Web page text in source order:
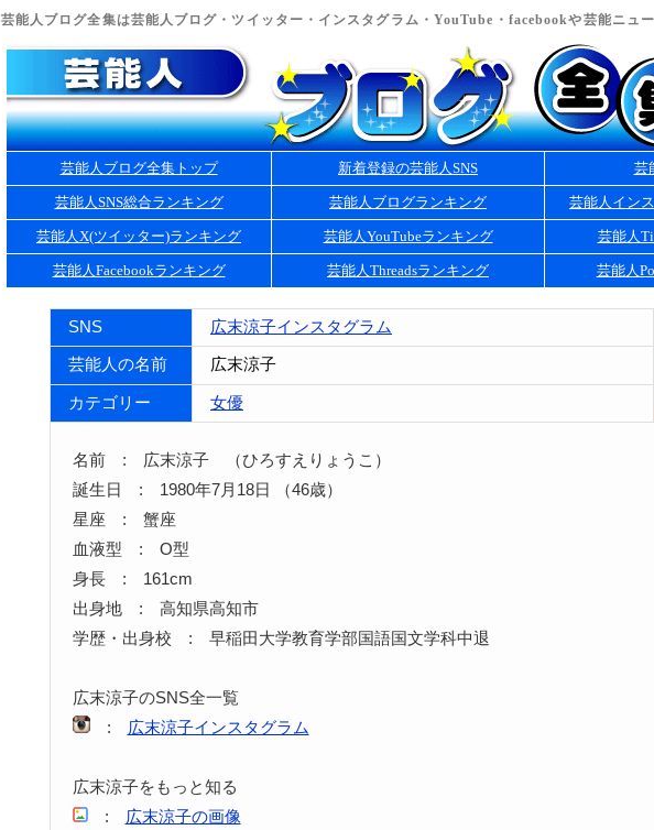
芸能人ブログ全集は芸能人ブログ・ツイッター・インスタグラム・YouTube・facebookや芸能ニュ
芸能人ブログ全集トップ 新着登録の芸能人SNS 芸
芸能人SNS総合ランキング 芸能人ブログランキング 芸能人イン
芸能人X(ツイッター)ランキング 芸能人YouTubeランキング 芸能人
芸能人Facebookランキング 芸能人Threadsランキング 芸能人
SNS 広末涼子インスタグラム
芸能人の名前 広末涼子
カテゴリー 女優
名前 : 広末涼子 （ひろすえりょうこ）
誕生日 : 1980年7月18日 （46歳）
星座 : 蟹座
血液型 : O型
身長 : 161cm
出身地 : 高知県高知市
学歴・出身校 : 早稲田大学教育学部国語国文学科中退
広末涼子のSNS全一覧
: 広末涼子インスタグラム
広末涼子をもっと知る
: 広末涼子の画像